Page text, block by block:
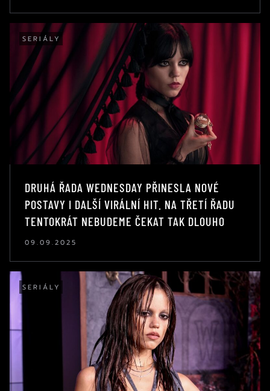
SERIÁLY
DRUHÁ ŘADA WEDNESDAY PŘINESLA NOVÉ
POSTAVY I DALŠÍ VIRÁLNÍ HIT. NA TŘETÍ ŘADU
TENTOKRÁT NEBUDEME ČEKAT TAK DLOUHO
09.09.2025
SERIÁLY